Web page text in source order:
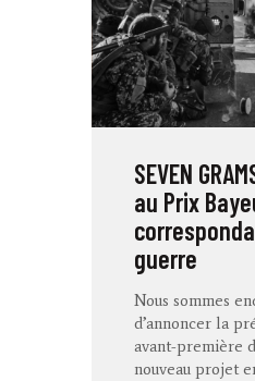
SEVEN
au Prix
guerre
Nous sommes
d’annoncer la
avant-première
nouveau projet